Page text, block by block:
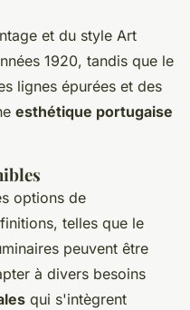
et du style Art
1920, tandis que le
lignes épurées et des
esthétique portugaise
options de
telles que le
peuvent être
à divers besoins
qui s'intègrent